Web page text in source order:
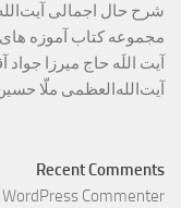
شرح حال اجمالی
مجموعه کتاب آموزه
آیت اللَه حاج میرزا جواد
آیت‌الله‌العظمی ملّا
Recent Comments
WordPress Commenter